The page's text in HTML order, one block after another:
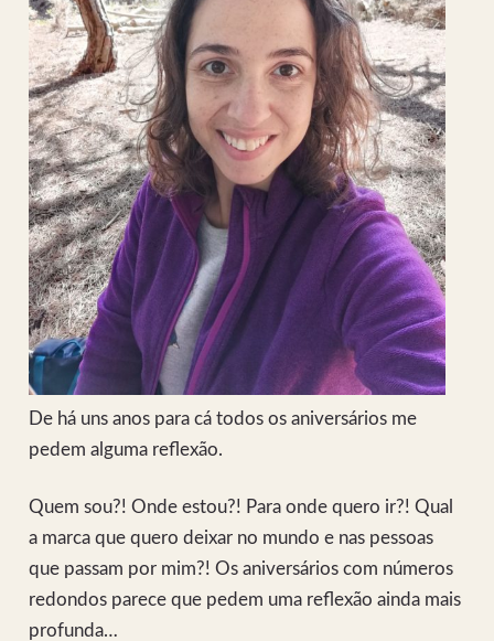
De há uns anos para cá todos os aniversários me
pedem alguma reflexão.
Quem sou?! Onde estou?! Para onde quero ir?! Qual
a marca que quero deixar no mundo e nas pessoas
que passam por mim?! Os aniversários com números
redondos parece que pedem uma reflexão ainda mais
profunda…